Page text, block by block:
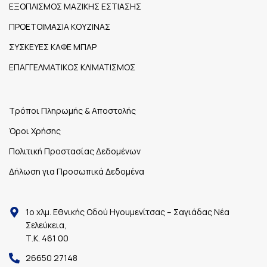
ΕΞΟΠΛΙΣΜΟΣ ΜΑΖΙΚΗΣ ΕΣΤΙΑΣΗΣ
ΠΡΟΕΤΟΙΜΑΣΙΑ ΚΟΥΖΙΝΑΣ
ΣΥΣΚΕΥΕΣ ΚΑΦΕ ΜΠΑΡ
ΕΠΑΓΓΕΛΜΑΤΙΚΟΣ ΚΛΙΜΑΤΙΣΜΟΣ
Τρόποι Πληρωμής & Αποστολής
Όροι Χρήσης
Πολιτική Προστασίας Δεδομένων
Δήλωση για Προσωπικά Δεδομένα
1ο χλμ. Εθνικής Οδού Ηγουμενίτσας – Σαγιάδας Νέα
Σελεύκεια,
Τ.Κ. 461 00
26650 27148